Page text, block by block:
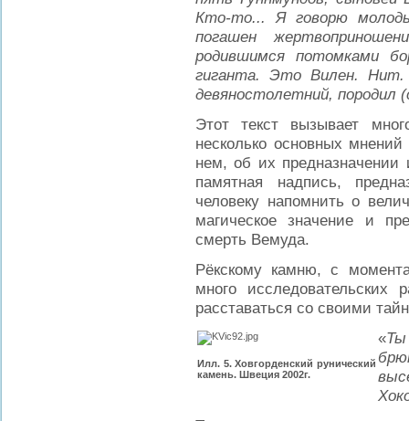
Кто-то... Я говорю
погашен
родившимся потомками
гиганта. Это Вилен.
девяностолетний, породил
Этот текст вызывает
несколько основных
нем, об их
памятная надпись,
человеку напомнить о
магическое значение и
смерть Вемуда.
Рёкскому камню, с
много
расставаться со своими
Илл. 5. Ховгорденский рунический
камень. Швеция 2002г.
«Ты